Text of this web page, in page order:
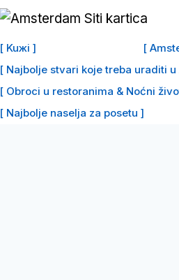
[ Kuжi ] [
[ Najbolje stvari koje treba uraditi
[ Obroci u restoranima & Noćni
[ Najbolje naselja za posetu ]